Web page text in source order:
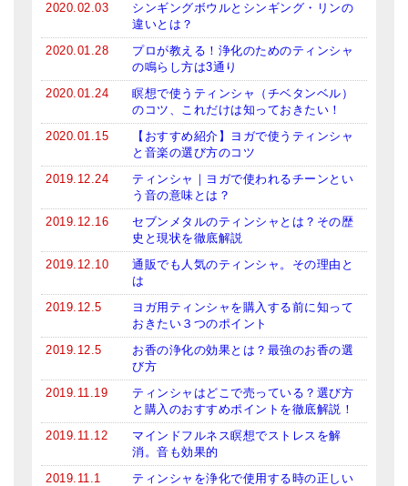
2020.02.03
シンギングボウルとシンギング・リンの
違いとは？
2020.01.28
プロが教える！浄化のためのティンシャ
の鳴らし方は3通り
2020.01.24
瞑想で使うティンシャ（チベタンベル）
のコツ、これだけは知っておきたい！
2020.01.15
【おすすめ紹介】ヨガで使うティンシャ
と音楽の選び方のコツ
2019.12.24
ティンシャ｜ヨガで使われるチーンとい
う音の意味とは？
2019.12.16
セブンメタルのティンシャとは？その歴
史と現状を徹底解説
2019.12.10
通販でも人気のティンシャ。その理由と
は
2019.12.5
ヨガ用ティンシャを購入する前に知って
おきたい３つのポイント
2019.12.5
お香の浄化の効果とは？最強のお香の選
び方
2019.11.19
ティンシャはどこで売っている？選び方
と購入のおすすめポイントを徹底解説！
2019.11.12
マインドフルネス瞑想でストレスを解
消。音も効果的
2019.11.1
ティンシャを浄化で使用する時の正しい